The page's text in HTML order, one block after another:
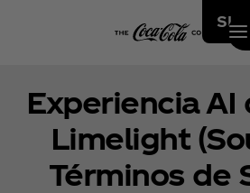
Experiencia AI
Limelight
Términos de